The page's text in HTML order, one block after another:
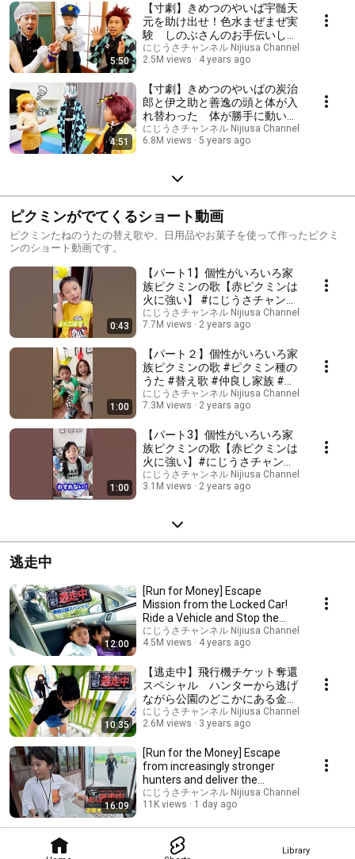
Library
5:50
【寸劇】きめつのやいば宇髄天
元を助け出せ！色水まぜまぜ実
験 しのぶさんのお手伝いして
写真機を貸してもらおう
にじうさチャンネル Nijiusa Channel
2.5M views
4 years ago
4:51
【寸劇】きめつのやいばの炭治
郎と伊之助と善逸の頭と体が入
れ替わった 体が勝手に動いち
ゃうよー！ #にじうさチャン
ネル
にじうさチャンネル Nijiusa Channel
6.8M views
5 years ago
ピクミンがでてくるショート動画
ピクミンたねのうたの替え歌や、日用品やお菓子を使って作ったピクミ
ンのショート動画です。
0:43
【パート1】個性がいろいろ家
族ピクミンの歌【赤ピクミンは
火に強い】 #にじうさチャンネ
ル #ピクミン #替え歌 #仲
良し家族 #ピクミン種のうた
にじうさチャンネル Nijiusa Channel
7.7M views
2 years ago
1:00
【パート２】個性がいろいろ家
族ピクミンの歌 #ピクミン種の
うた #替え歌 #仲良し家族 #に
じうさチャンネル
にじうさチャンネル Nijiusa Channel
7.3M views
2 years ago
1:00
【パート3】個性がいろいろ家
族ピクミンの歌【赤ピクミンは
火に強い】#にじうさチャンネ
ル #替え歌 #仲良し家族 #
ピクミン
にじうさチャンネル Nijiusa Channel
3.1M views
2 years ago
逃走中
12:00
[Run for Money] Escape
Mission from the Locked Car!
Ride a Vehicle and Stop the
Hunter! #NijiusaC...
にじうさチャンネル Nijiusa Channel
4.5M views
4 years ago
10:35
【逃走中】飛行機チケット奪還
スペシャル ハンターから逃げ
ながら公園のどこかにある金庫
の暗証番号を探せ
にじうさチャンネル Nijiusa Channel
2.6M views
3 years ago
16:09
[Run for the Money] Escape
from increasingly stronger
hunters and deliver the
YouTuber's lost ite...
にじうさチャンネル Nijiusa Channel
11K views
1 day ago